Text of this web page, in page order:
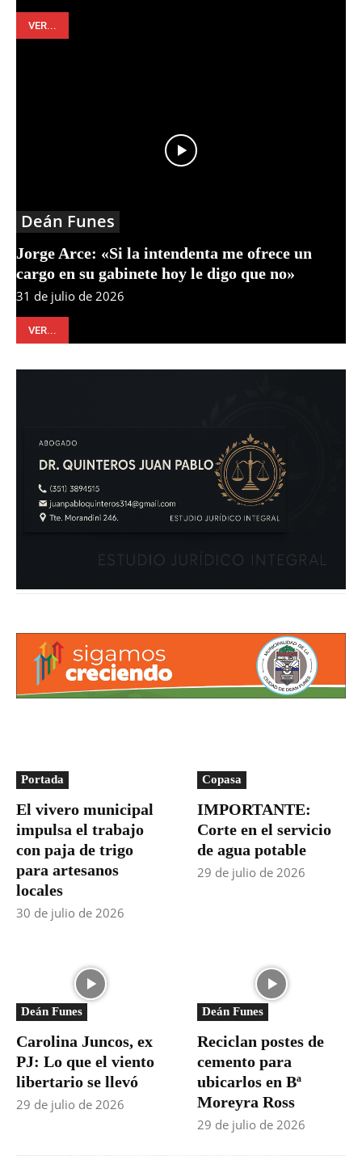
VER...
Deán Funes
Jorge Arce: «Si la intendenta me ofrece un
cargo en su gabinete hoy le digo que no»
31 de julio de 2026
VER...
Portada
El vivero municipal
impulsa el trabajo
con paja de trigo
para artesanos
locales
30 de julio de 2026
Copasa
IMPORTANTE:
Corte en el servicio
de agua potable
29 de julio de 2026
Deán Funes
Carolina Juncos, ex
PJ: Lo que el viento
libertario se llevó
29 de julio de 2026
Deán Funes
Reciclan postes de
cemento para
ubicarlos en Bª
Moreyra Ross
29 de julio de 2026